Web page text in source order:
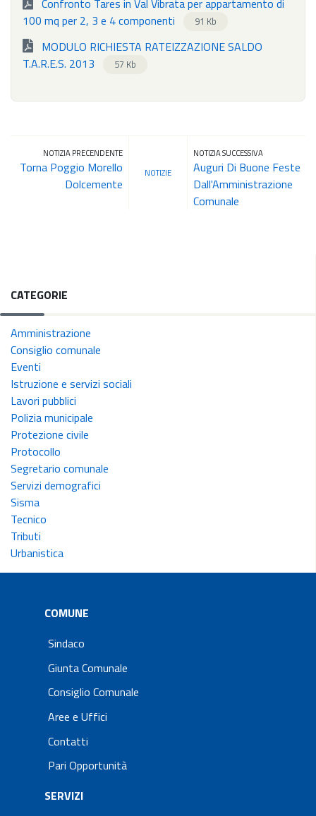
100 mq per 2, 3 e 4 componenti
91 Kb
MODULO RICHIESTA RATEIZZAZIONE SALDO
T.A.R.E.S. 2013
57 Kb
NOTIZIA PRECENDENTE
Torna Poggio Morello
Dolcemente
NOTIZIE
NOTIZIA SUCCESSIVA
Auguri Di Buone Feste
Dall'Amministrazione
Comunale
CATEGORIE
Amministrazione
Consiglio comunale
Eventi
Istruzione e servizi sociali
Lavori pubblici
Polizia municipale
Protezione civile
Protocollo
Segretario comunale
Servizi demografici
Sisma
Tecnico
Tributi
Urbanistica
COMUNE
Sindaco
Giunta Comunale
Consiglio Comunale
Aree e Uffici
Contatti
Pari Opportunità
SERVIZI